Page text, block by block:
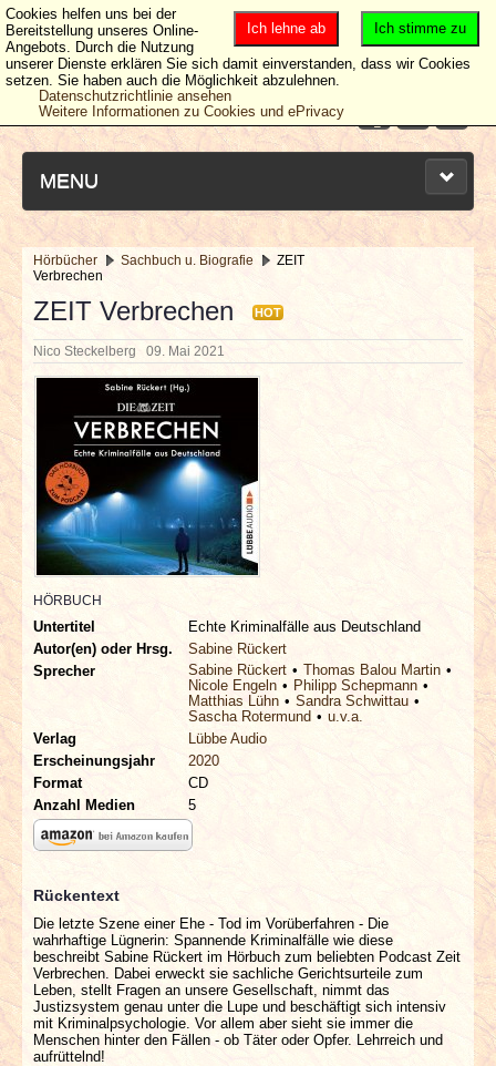
MENU
NEUESTE ARTIKEL
NEWS & DATES
BERICHTE
VERLOSUNGEN
INTERVIEWS
SPECIALS
REDAKTION
LINKS
ARCHIV
Hörbücher Sachbuch u. Biografie
ZEIT
Verbrechen
ZEIT Verbrechen HOT
Nico Steckelberg 09. Mai 2021
HÖRBUCH
Untertitel
Echte Kriminalfälle aus Deutschland
Autor(en) oder Hrsg.
Sabine Rückert
Sprecher
Sabine Rückert
Thomas Balou Martin
Nicole Engeln
Philipp Schepmann
Matthias Lühn
Sandra Schwittau
Sascha Rotermund
u.v.a.
Verlag
Lübbe Audio
Erscheinungsjahr
2020
Format
CD
Anzahl Medien
5
Rückentext
Die letzte Szene einer Ehe - Tod im Vorüberfahren - Die
wahrhaftige Lügnerin: Spannende Kriminalfälle wie diese
beschreibt Sabine Rückert im Hörbuch zum beliebten Podcast Zeit
Verbrechen. Dabei erweckt sie sachliche Gerichtsurteile zum
Leben, stellt Fragen an unsere Gesellschaft, nimmt das
Justizsystem genau unter die Lupe und beschäftigt sich intensiv
mit Kriminalpsychologie. Vor allem aber sieht sie immer die
Menschen hinter den Fällen - ob Täter oder Opfer. Lehrreich und
aufrüttelnd!
Ich stimme zu
Ich lehne ab
Cookies helfen uns bei der
Bereitstellung unseres Online-
Angebots. Durch die Nutzung
unserer Dienste erklären Sie sich damit einverstanden, dass wir Cookies
setzen. Sie haben auch die Möglichkeit abzulehnen.
Datenschutzrichtlinie ansehen
Weitere Informationen zu Cookies und ePrivacy